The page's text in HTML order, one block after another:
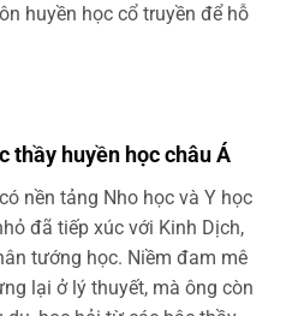
huyền học cổ truyền để hỗ
thầy huyền học châu Á
nền tảng Nho học và Y học
đã tiếp xúc với Kinh Dịch,
tướng học. Niềm đam mê
lại ở lý thuyết, mà ông còn